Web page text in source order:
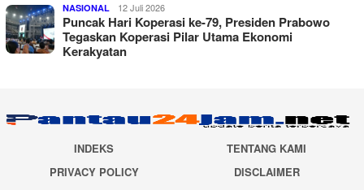
NASIONAL 12 Juli 2026
Puncak Hari Koperasi ke-79, Presiden Prabowo
Tegaskan Koperasi Pilar Utama Ekonomi
Kerakyatan
INDEKS
TENTANG KAMI
PRIVACY POLICY
DISCLAIMER